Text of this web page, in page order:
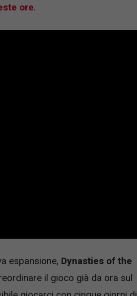
ore.
espansione, Dynasties of the
il gioco già da ora sul